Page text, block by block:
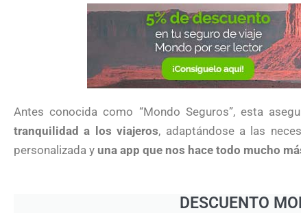
Antes conocida como “Mondo Seguros”, esta
tranquilidad a los viajeros, adaptándose a las
personalizada y una app que nos hace todo mucho
DESCUENTO